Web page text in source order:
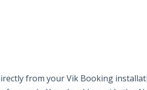
from your Vik Booking